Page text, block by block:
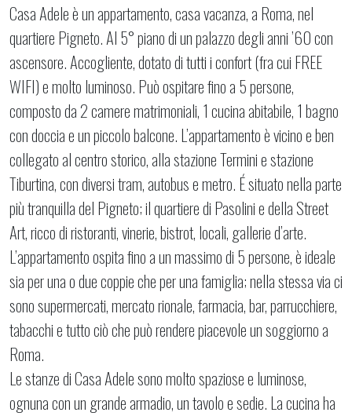
Casa Adele è un appartamento, casa vacanza, a Roma, nel
quartiere Pigneto. Al 5° piano di un palazzo degli anni ’60 con
ascensore. Accogliente, dotato di tutti i confort (fra cui FREE
WIFI) e molto luminoso. Può ospitare fino a 5 persone,
composto da 2 camere matrimoniali, 1 cucina abitabile, 1 bagno
con doccia e un piccolo balcone. L’appartamento è vicino e ben
collegato al centro storico, alla stazione Termini e stazione
Tiburtina, con diversi tram, autobus e metro. É situato nella parte
più tranquilla del Pigneto; il quartiere di Pasolini e della Street
Art, ricco di ristoranti, vinerie, bistrot, locali, gallerie d’arte.
L’appartamento ospita fino a un massimo di 5 persone, è ideale
sia per una o due coppie che per una famiglia; nella stessa via ci
sono supermercati, mercato rionale, farmacia, bar, parrucchiere,
tabacchi e tutto ciò che può rendere piacevole un soggiorno a
Roma.
Le stanze di Casa Adele sono molto spaziose e luminose,
ognuna con un grande armadio, un tavolo e sedie. La cucina ha